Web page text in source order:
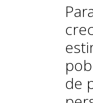
de